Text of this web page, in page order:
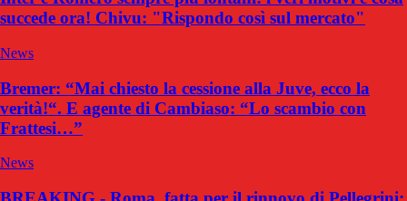
succede ora! Chivu: "Rispondo così sul mercato"
News
Bremer: “Mai chiesto la cessione alla Juve, ecco la
verità!“. E agente di Cambiaso: “Lo scambio con
Frattesi…”
News